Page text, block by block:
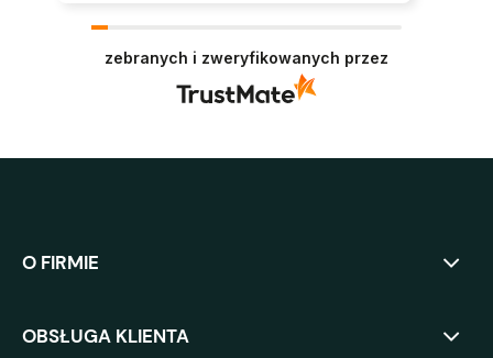
zebranych i zweryfikowanych przez
O FIRMIE
OBSŁUGA KLIENTA